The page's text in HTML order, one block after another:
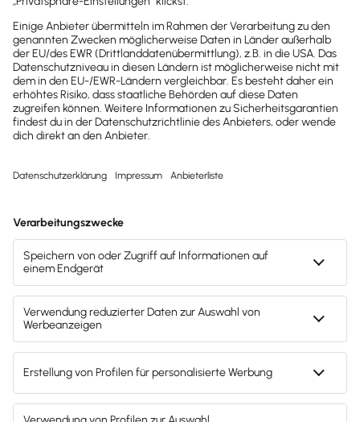
FOMA
FOMA: Professionelles Anwaltsinkasso &
Insolvenzmanagement: 30 Jahre Erfahrung –
Rechnungen direkt aus Lexware Office ins Inkasso
übergeben!
Mach's dir leicht und gib deinem Business den
entscheidenden Push – mit unserer Software für
Buchhaltung & Lohn.